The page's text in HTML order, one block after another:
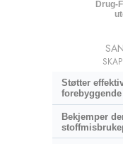
Drug-
Støtter
Bekjemper